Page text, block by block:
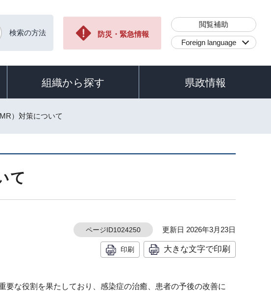
検索の方法 防災・緊急情報
閲覧補助
Foreign language
組織から探す 県政情報
）対策について
て
ページID1024250 更新日 2026年3月23日
印刷 大きな文字で印刷
な役割を果たしており、感染症の治癒、患者の予後の改善に